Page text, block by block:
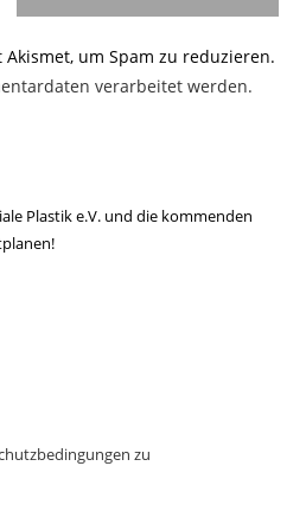
um Spam zu reduzieren.
verarbeitet werden.
Plastik e.V. und die kommenden
zu